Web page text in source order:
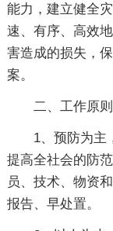
能力，建立健全
速、有序、高效
害造成的损失，
案。
二、工作原则
1、预防为主
提高全社会的防
员、技术、物资
报告、早处置。